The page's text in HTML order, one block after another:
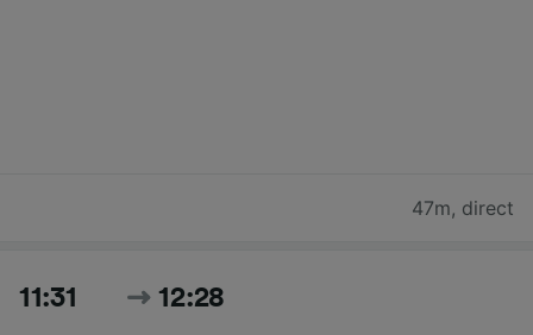
47m, direct
11:31 12:28